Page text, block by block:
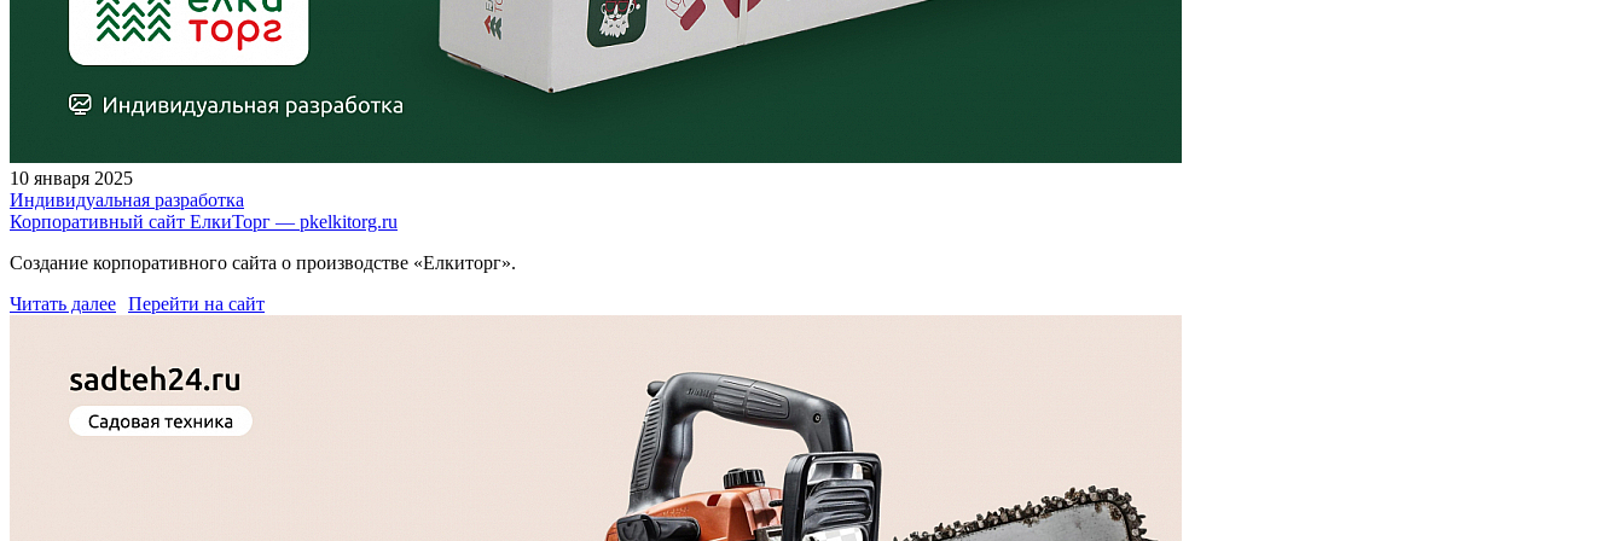
10 января 2025
Индивидуальная разработка
Корпоративный сайт ЕлкиТорг — pkelkitorg.ru
Создание корпоративного сайта о производстве «Елкиторг».
Читать далее Перейти на сайт